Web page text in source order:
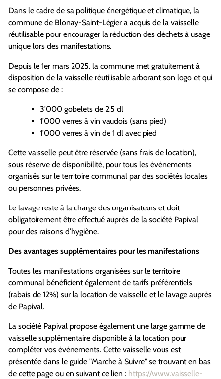
Dans le cadre de sa politique énergétique et climatique, la
commune de Blonay-Saint-Légier a acquis de la vaisselle
réutilisable pour encourager la réduction des déchets à usage
unique lors des manifestations.
Depuis le 1er mars 2025, la commune met gratuitement à
disposition de la vaisselle réutilisable arborant son logo et qui
se compose de :
3'000 gobelets de 2.5 dl
1'000 verres à vin vaudois (sans pied)
1'000 verres à vin de 1 dl avec pied
Cette vaisselle peut être réservée (sans frais de location),
sous réserve de disponibilité, pour tous les événements
organisés sur le territoire communal par des sociétés locales
ou personnes privées.
Le lavage reste à la charge des organisateurs et doit
obligatoirement être effectué auprès de la société Papival
pour des raisons d’hygiène.
Des avantages supplémentaires pour les manifestations
Toutes les manifestations organisées sur le territoire
communal bénéficient également de tarifs préférentiels
(rabais de 12%) sur la location de vaisselle et le lavage auprès
de Papival.
La société Papival propose également une large gamme de
vaisselle supplémentaire disponible à la location pour
compléter vos événements. Cette vaisselle vous est
présentée dans le guide "Marche à Suivre" se trouvant en bas
de cette page ou en suivant ce lien : https://www.vaisselle-